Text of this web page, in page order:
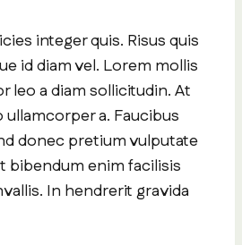
integer quis. Risus quis
id diam vel. Lorem mollis
leo a diam sollicitudin. At
a. Faucibus
donec pretium vulputate
bibendum enim facilisis
In hendrerit gravida